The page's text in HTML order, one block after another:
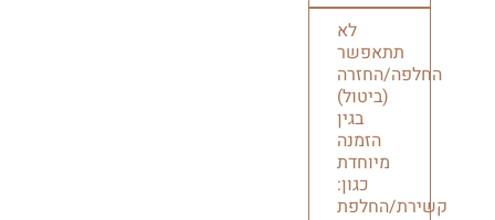
לא
תתאפשר
החלפה/החזרה
(ביטול)
בגין
הזמנה
מיוחדת
כגון:
קשירת/החלפת